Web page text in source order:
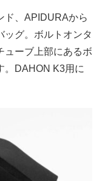
ド、APIDURAから
ッグ。ボルトオンタ
ューブ上部にあるボ
。DAHON K3用に